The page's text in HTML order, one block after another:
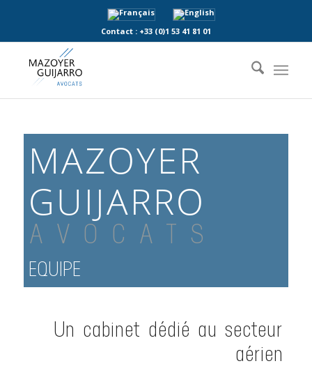
Contact : +33 (0)1 53 41 81 01
MAZOYER
GUIJARRO
AVOCATS
EQUIPE
Un cabinet dédié au secteur
aérien